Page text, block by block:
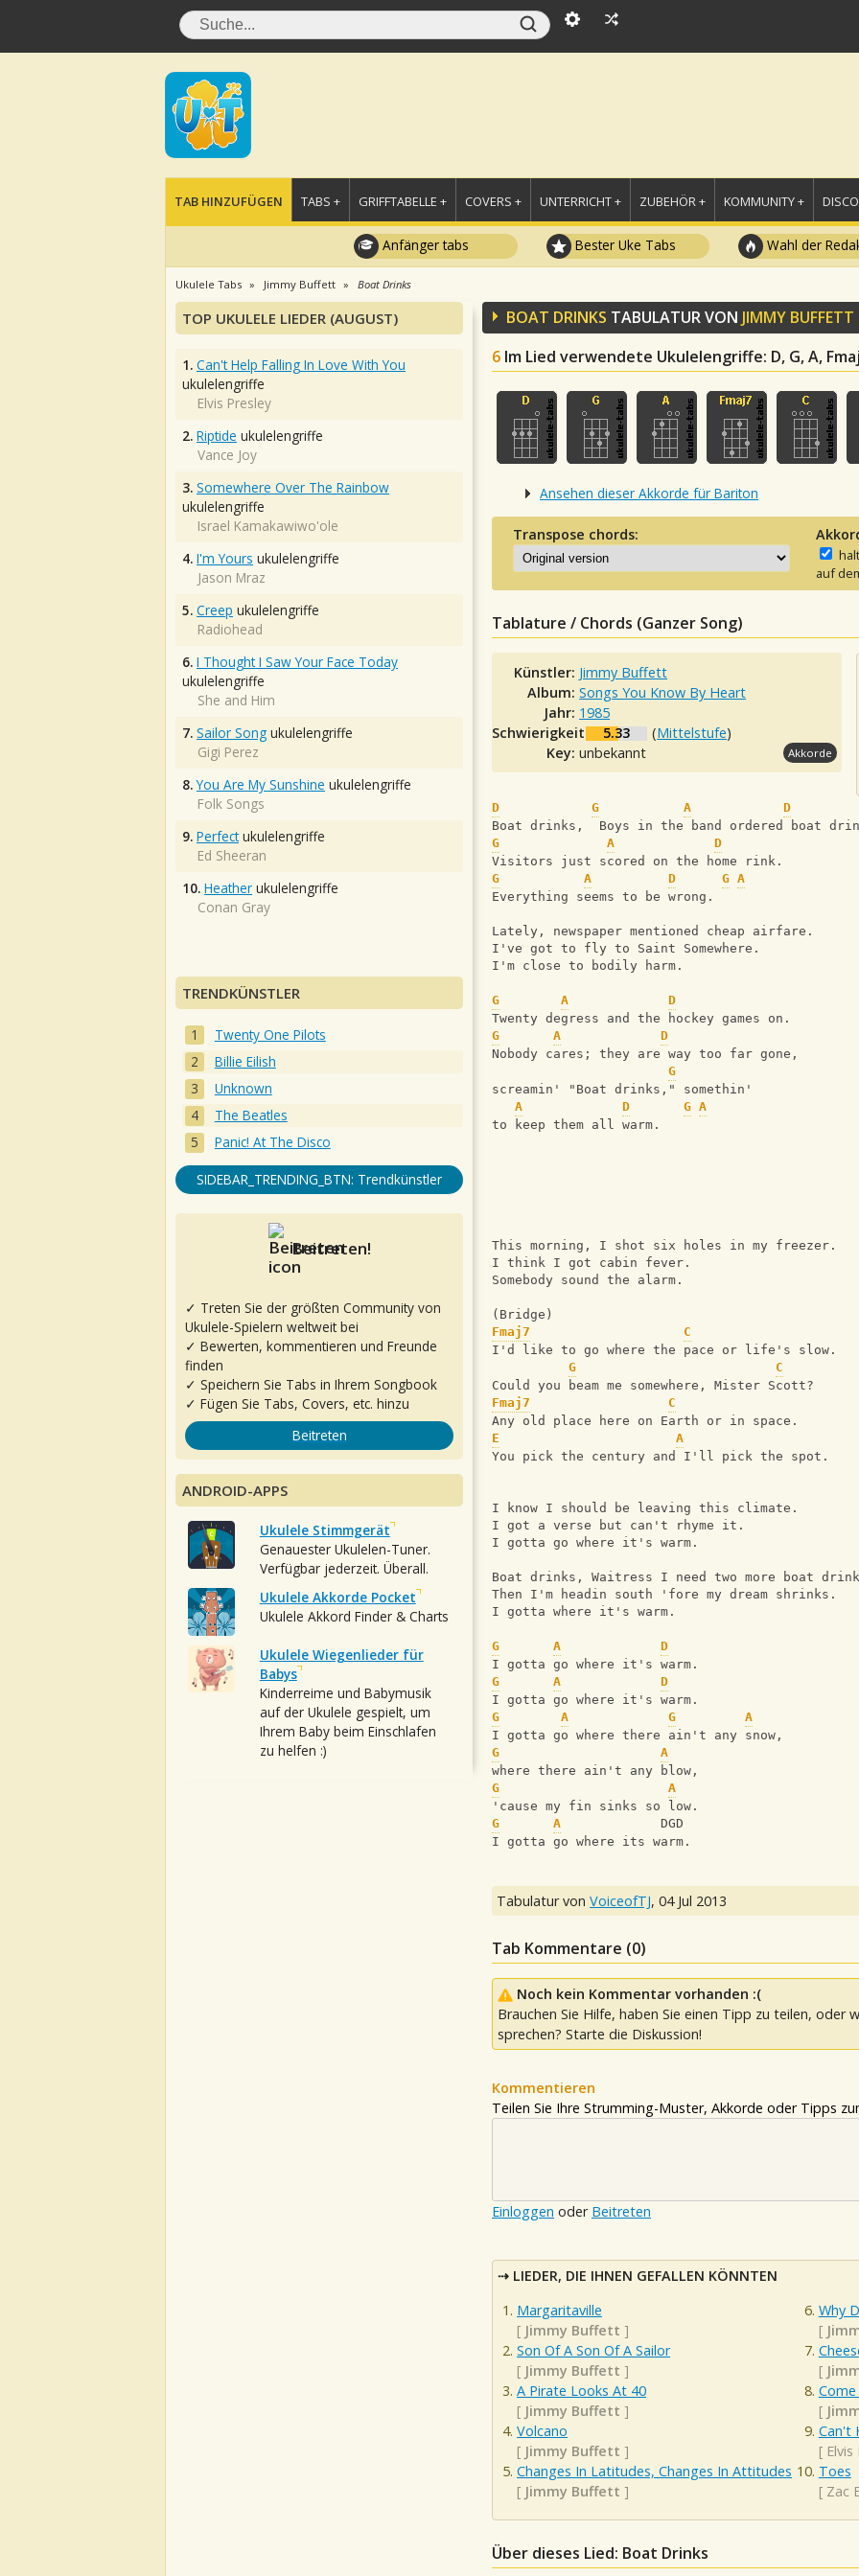
TAB HINZUFÜGEN TABS + GRIFFTABELLE + COVERS + UNTERRICHT + ZUBEHÖR + KOMMUNITY +
Anfänger tabs Bester Uke Tabs Wahl der
Ukulele Tabs Jimmy Buffett Boat Drinks
BOAT DRINKS TABULATUR VON JIMMY BUFFETT
6 Im Lied verwendete Ukulelengriffe: D, G, A,
Ansehen dieser Akkorde für Bariton
Transpose chords:
auf
Tablature / Chords (Ganzer Song)
Künstler: Jimmy Buffett
Album:Songs You Know By Heart
Jahr: 1985
Schwierigkeit:
5.33 (Mittelstufe)
Key:unbekannt Akkorde
D G A
D
Boat drinks,  Boys in the band ordered boat
G
A
D
Visitors just scored on the home rink.
G
A D G A
Everything seems to be wrong.
Lately, newspaper mentioned cheap airfare.
I've got to fly to Saint Somewhere.
I'm close to bodily harm.
G A
D
Twenty degress and the hockey games on.
G
A
D
Nobody cares; they are way too far gone,
G
screamin' "Boat drinks," somethin'
A
D G A
to keep them all warm.
This morning, I shot six holes in my freezer.
I think I got cabin fever.
Somebody sound the alarm.
(Bridge)
Fmaj7
C
I'd like to go where the pace or life's slow.
G
C
Could you beam me somewhere, Mister Scott?
Fmaj7
C
Any old place here on Earth or in space.
E
A
You pick the century and I'll pick the spot.
I know I should be leaving this climate.
I got a verse but can't rhyme it.
I gotta go where it's warm.
Boat drinks, Waitress I need two more boat
Then I'm headin south 'fore my dream shrinks.
I gotta where it's warm.
G A
D
I gotta go where it's warm.
G
A
D
I gotta go where it's warm.
G
A G
A
I gotta go where there ain't any snow,
G
A
where there ain't any blow,
G
A
'cause my fin sinks so low.
G
A
             DGD
I gotta go where its warm.
Tabulatur von VoiceofTJ, 04 Jul 2013
Tab Kommentare (0)
Noch kein Kommentar vorhanden :(
Brauchen Sie Hilfe, haben Sie einen Tipp zu teilen, oder
sprechen? Starte die Diskussion!
Kommentieren
Teilen Sie Ihre Strumming-Muster, Akkorde oder Tipps
Einloggen oder Beitreten
LIEDER, DIE IHNEN GEFALLEN KÖNNTEN
Margaritaville
[ Jimmy Buffett ]
Son Of A Son Of A Sailor
[ Jimmy Buffett ]
A Pirate Looks At 40
[ Jimmy Buffett ]
Volcano
[ Jimmy Buffett ]
Changes In Latitudes, Changes In Attitudes
[ Jimmy Buffett ]
Why
[
[
[
Can't
[ Elvis
Toes
[ Zac
Über dieses Lied: Boat Drinks
TOP UKULELE LIEDER (AUGUST)
1. Can't Help Falling In Love With You
ukulelengriffe
Elvis Presley
2. Riptide ukulelengriffe
Vance Joy
3. Somewhere Over The Rainbow
ukulelengriffe
Israel Kamakawiwo'ole
4. I'm Yours ukulelengriffe
Jason Mraz
5. Creep ukulelengriffe
Radiohead
6. I Thought I Saw Your Face Today
ukulelengriffe
She and Him
7. Sailor Song ukulelengriffe
Gigi Perez
8. You Are My Sunshine ukulelengriffe
Folk Songs
9. Perfectukulelengriffe
Ed Sheeran
10. Heather ukulelengriffe
Conan Gray
TRENDKÜNSTLER
Twenty One Pilots
Billie Eilish
Unknown
The Beatles
Panic! At The Disco
SIDEBAR_TRENDING_BTN: Trendkünstler
Beitreten!
✓ Treten Sie der größten Community von
Ukulele-Spielern weltweit bei
✓ Bewerten, kommentieren und Freunde
finden
✓ Speichern Sie Tabs in Ihrem Songbook
✓ Fügen Sie Tabs, Covers, etc. hinzu
Beitreten
ANDROID-APPS
Ukulele Stimmgerät
Genauester Ukulelen-Tuner.
Verfügbar jederzeit. Überall.
Ukulele Akkorde Pocket
Ukulele Akkord Finder & Charts
Ukulele Wiegenlieder für
Babys
Kinderreime und Babymusik
auf der Ukulele gespielt, um
Ihrem Baby beim Einschlafen
zu helfen :)